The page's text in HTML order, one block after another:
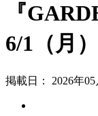
『
6/1（月
掲載日： 2026年